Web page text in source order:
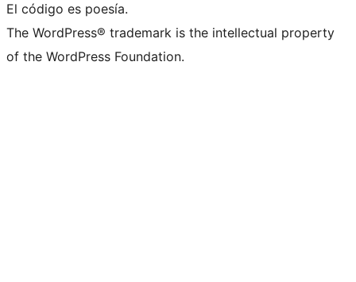
El código es poesía.
The WordPress® trademark is the intellectual property
of the WordPress Foundation.